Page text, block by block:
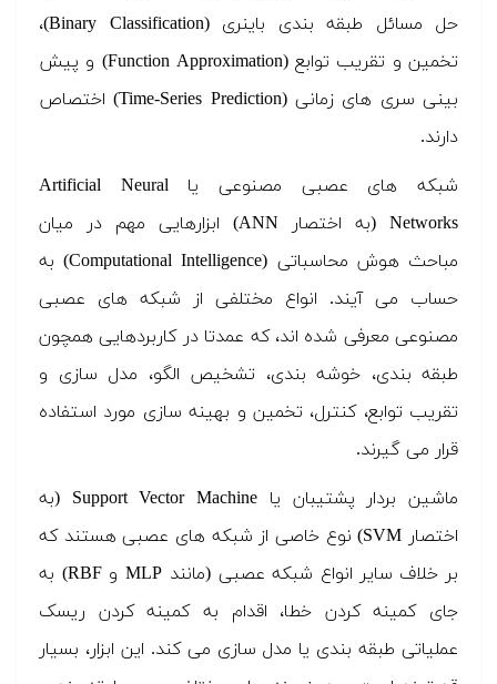
حل مسائل طبقه بندی باینری (Binary Classification)،
تخمین و تقریب توابع (Function Approximation) و پیش
بینی سری های زمانی (Time-Series Prediction) اختصاص
دارند.
شبکه های عصبی مصنوعی یا Artificial Neural
Networks (به اختصار ANN) ابزارهایی مهم در میان
مباحث هوش محاسباتی (Computational Intelligence) به
حساب می آیند. انواع مختلفی از شبکه های عصبی
مصنوعی معرفی شده اند، که عمدتا در کاربردهایی همچون
طبقه بندی، خوشه بندی، تشخیص الگو، مدل سازی و
تقریب توابع، کنترل، تخمین و بهینه سازی مورد استفاده
قرار می گیرند.
ماشین بردار پشتیبان یا Support Vector Machine (به
اختصار SVM) نوع خاصی از شبکه های عصبی هستند که
بر خلاف سایر انواع شبکه عصبی (مانند MLP و RBF) به
جای کمینه کردن خطا، اقدام به کمینه کردن ریسک
عملیاتی طبقه بندی یا مدل سازی می کند. این ابزار، بسیار